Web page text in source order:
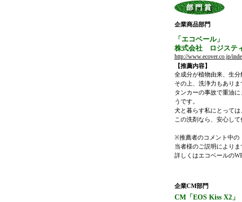
企業商品部門
「エコベール」
株式会社 ロジステ
http://www.ecover.co.jp/
【推薦内容】
全成分が植物由来、生分
その上、洗浄力もありま
タンカーの事故で重油
うです。
犬と暮らす私にとって
この洗剤なら、安心して
※推薦者のコメント中の
当者様のご説明により
詳しくはエコベールの
企業CM部門
CM「 EOS Kiss X2」